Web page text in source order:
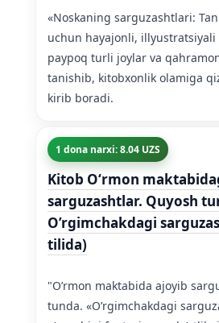
«Noskaning sarguzashtlari:
uchun hayajonli, illyustratsiyali
paypoq turli joylar va
tanishib, kitobxonlik olamiga
kirib boradi.
1 dona narxi: 8.04 UZS
Kitob Oʻrmon
sarguzashtlar. Quyosh
O’rgimchakdagi
tilida)
"O’rmon maktabida ajoyib
tunda. «O’rgimchakdagi